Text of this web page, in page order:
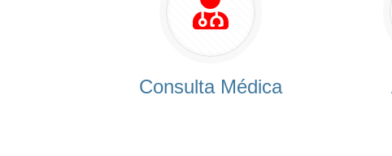
Consulta Médica